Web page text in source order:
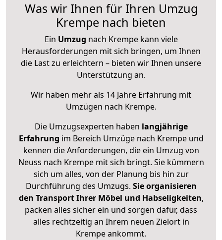
Was wir Ihnen für Ihren Umzug
Krempe nach bieten
Ein Umzug nach Krempe kann viele
Herausforderungen mit sich bringen, um Ihnen
die Last zu erleichtern – bieten wir Ihnen unsere
Unterstützung an.
Wir haben mehr als 14 Jahre Erfahrung mit
Umzügen nach Krempe.
Die Umzugsexperten haben langjährige
Erfahrung im Bereich Umzüge nach Krempe und
kennen die Anforderungen, die ein Umzug von
Neuss nach Krempe mit sich bringt. Sie kümmern
sich um alles, von der Planung bis hin zur
Durchführung des Umzugs. Sie organisieren
den Transport Ihrer Möbel und Habseligkeiten,
packen alles sicher ein und sorgen dafür, dass
alles rechtzeitig an Ihrem neuen Zielort in
Krempe ankommt.